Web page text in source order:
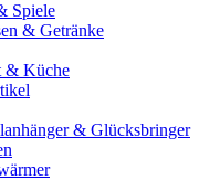
Spiele
& Getränke
& Küche
& Glücksbringer